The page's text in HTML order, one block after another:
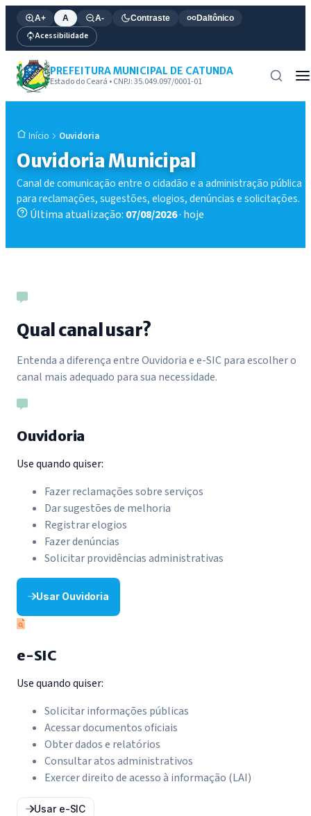
A+ A A- Contraste Daltônico
Acessibilidade
PREFEITURA MUNICIPAL DE CATUNDA
Estado do Ceará • CNPJ: 35.049.097/0001-01
Início Ouvidoria
Ouvidoria Municipal
Canal de comunicação entre o cidadão e a administração pública
para reclamações, sugestões, elogios, denúncias e solicitações.
Última atualização: 07/08/2026· hoje
Qual canal usar?
Entenda a diferença entre Ouvidoria e e-SIC para escolher o
canal mais adequado para sua necessidade.
Ouvidoria
Use quando quiser:
Fazer reclamações sobre serviços
Dar sugestões de melhoria
Registrar elogios
Fazer denúncias
Solicitar providências administrativas
Usar Ouvidoria
e-SIC
Use quando quiser:
Solicitar informações públicas
Acessar documentos oficiais
Obter dados e relatórios
Consultar atos administrativos
Exercer direito de acesso à informação (LAI)
Usar e-SIC